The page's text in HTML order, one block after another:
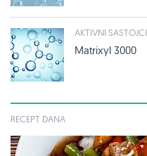
AKTIVNI SASTOJCI
Matrixyl 3000
RECEPT DANA